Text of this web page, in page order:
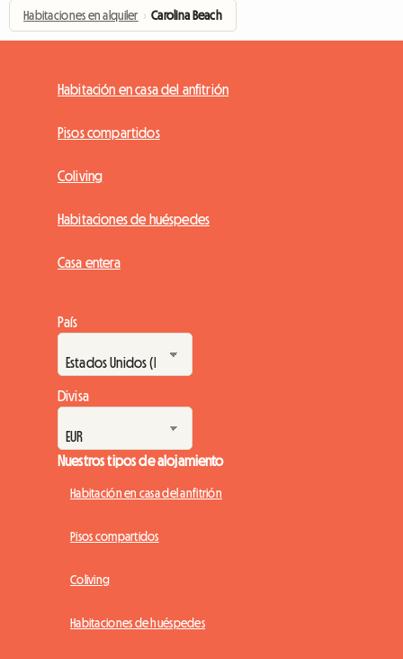
Habitaciones en alquiler › Carolina Beach
Habitación en casa del anfitrión
Pisos compartidos
Coliving
Habitaciones de huéspedes
Casa entera
País
Divisa
Nuestros tipos de alojamiento
Habitación en casa del anfitrión
Pisos compartidos
Coliving
Habitaciones de huéspedes